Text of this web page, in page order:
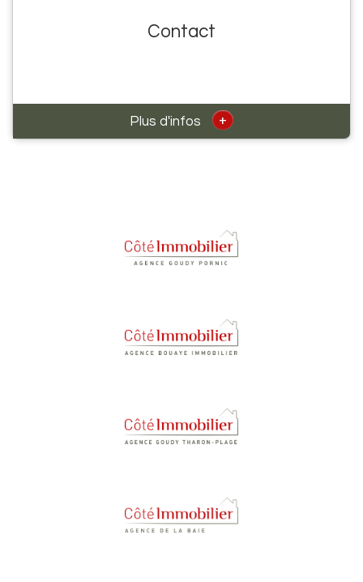
Contact
Plus d'infos +